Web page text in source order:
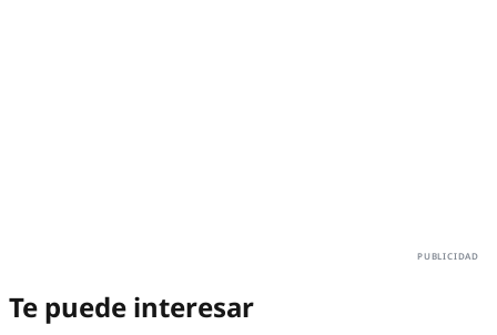
Te puede interesar